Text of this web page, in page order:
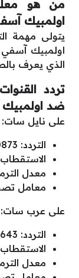
من هو
اولمبيك
يتولى مهمة
اولمبيك آسفي
الذي يعرف
تردد
ضد
على نايل سات:
التردد: 10873
معدل الترميز:
معامل
على عرب سات:
التردد: 11643
معدل الترميز: